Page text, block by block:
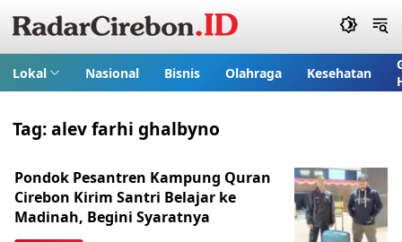
Lokal Nasional Bisnis Olahraga Kesehatan
Tag:alev farhi ghalbyno
Pondok Pesantren Kampung Quran
Cirebon Kirim Santri Belajar ke
Madinah, Begini Syaratnya